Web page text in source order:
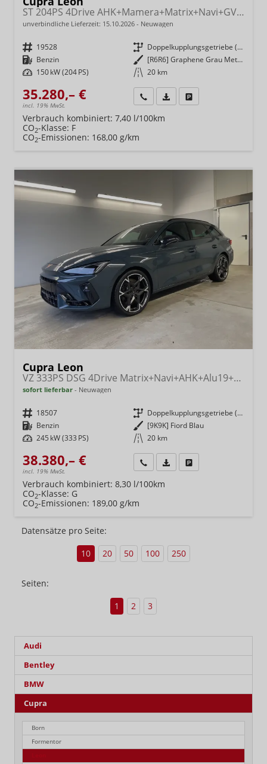
ST 204PS 4Drive AHK+Mamera+Matrix+Navi+GV4+Kessy+Parklenk+Alarm
unverbindliche Lieferzeit: 15.10.2026 Neuwagen
Fahrzeugnr. 19528 Getriebe
Doppelkupplungsgetriebe (DSG)
Kraftstoff Benzin Außenfarbe
[R6R6] Graphene Grau Metallic
Leistung 150 kW (204 PS) Kilometerstand 20 km
35.280,– €
incl. 19% MwSt.
Wir rufen Sie anFahrzeugexposé (PDF)
Verbrauch kombiniert: 7,40 l/100km
CO2-Klasse: F
CO2-Emissionen: 168,00 g/km
Cupra Leon
VZ 333PS DSG 4Drive Matrix+Navi+AHK+Alu19+Sitzheiz+IntelligentDrive
sofort lieferbar Neuwagen
Fahrzeugnr. 18507 Getriebe
Doppelkupplungsgetriebe (DSG)
Kraftstoff Benzin Außenfarbe [9K9K] Fiord Blau
Leistung 245 kW (333 PS) Kilometerstand 20 km
38.380,– €
incl. 19% MwSt.
Wir rufen Sie anFahrzeugexposé (PDF)
Verbrauch kombiniert: 8,30 l/100km
CO2-Klasse: G
CO2-Emissionen: 189,00 g/km
Datensätze pro Seite:
10
20 50 100 250
Seiten:
1
2 3
Audi
Bentley
BMW
Cupra
Born
Formentor